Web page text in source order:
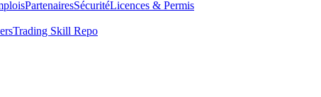
PartenairesSécuritéLicences & Permis
Trading Skill Repo